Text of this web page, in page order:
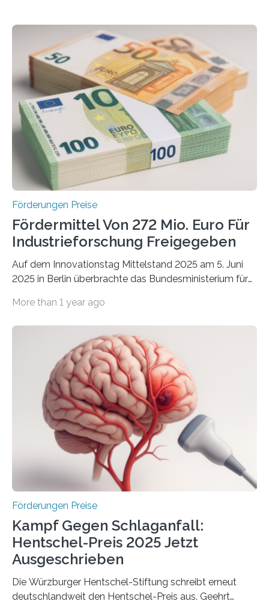
Förderungen Preise
Fördermittel Von 272 Mio. Euro Für
Industrieforschung Freigegeben
Auf dem Innovationstag Mittelstand 2025 am 5. Juni
2025 in Berlin überbrachte das Bundesministerium für
Überplanmäßige Verpflichtungsermächtigungen in
Woche vom Haushaltsausschuss freigegeben – unter
anderem zur Unterstützung der
Industrieforschungsprogramme Industrielle
Gemeinschaftsforschung (IGF), Zentrales
Innovationsprogramm Mittelstand (ZIM) und
Innovationskompetenz INNO-KOM. Auf dem
Innovationstag Mittelstand 2025 am 5. Juni 2025 in
Berlin überbrachte das Bundesministerium für
Wirtschaft und Energie eine gute Nachricht:
Überplanmäßige Verpflichtungsermächtigungen in
More than 1 year ago
Förderungen Preise
Kampf Gegen Schlaganfall:
Hentschel-Preis 2025 Jetzt
Ausgeschrieben
Die Würzburger Hentschel-Stiftung schreibt erneut
deutschlandweit den Hentschel-Preis aus. Geehrt